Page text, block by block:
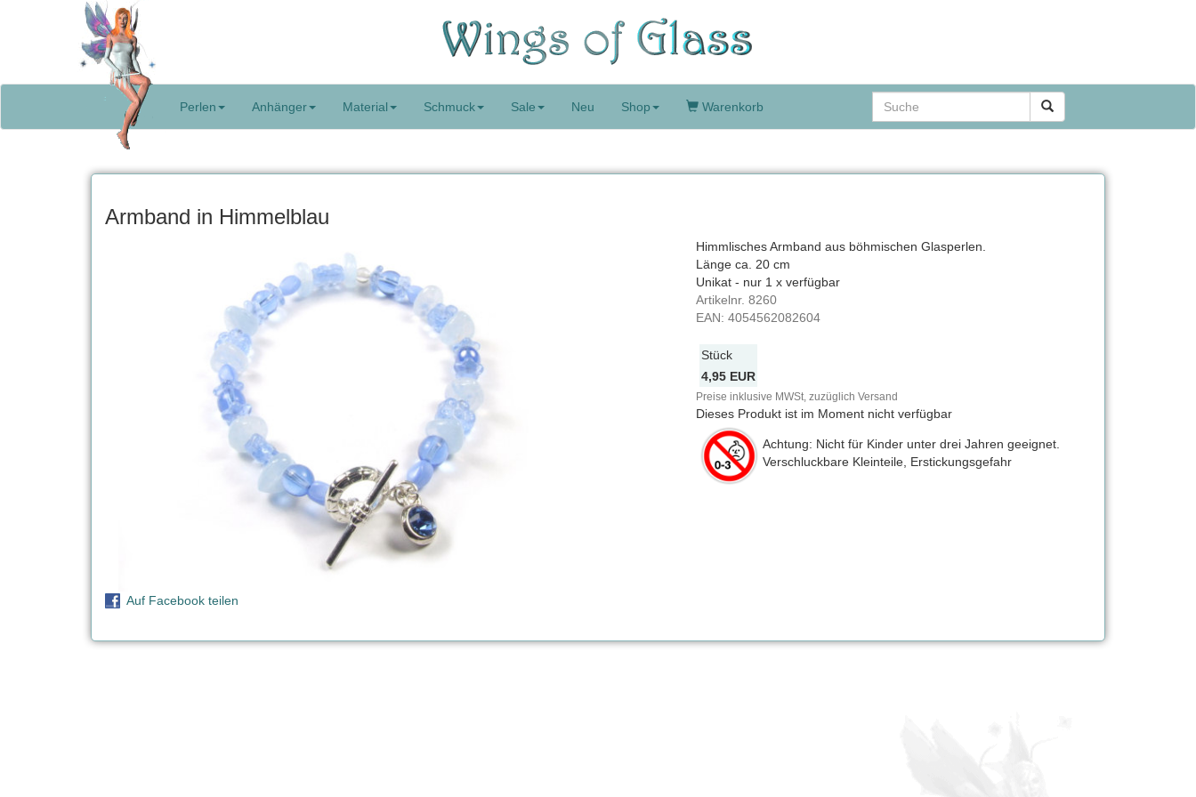
Perlen Anhänger Material Schmuck Sale Neu Shop Warenkorb
Armband in Himmelblau
Auf Facebook teilen
Himmlisches Armband aus böhmischen Glasperlen.
Länge ca. 20 cm
Unikat - nur 1 x verfügbar
Artikelnr. 8260
EAN: 4054562082604
Stück
4,95 EUR
Preise inklusive MWSt, zuzüglich Versand
Dieses Produkt ist im Moment nicht verfügbar
Achtung: Nicht für Kinder unter drei Jahren geeignet.
Verschluckbare Kleinteile, Erstickungsgefahr